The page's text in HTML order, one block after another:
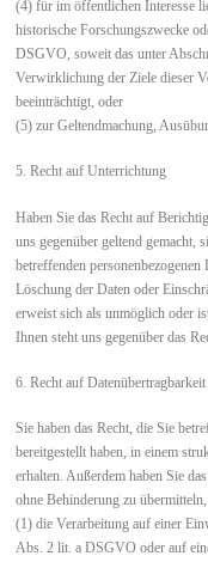
(4) für im öffentlichen Interesse
historische Forschungszwecke
DSGVO, soweit das unter
Verwirklichung der Ziele dieser
beeinträchtigt, oder
(5) zur Geltendmachung,
5. Recht auf Unterrichtung
Haben Sie das Recht auf
uns gegenüber geltend gemacht,
betreffenden
Löschung der Daten oder
erweist sich als unmöglich oder
Ihnen steht uns gegenüber das
6. Recht auf Datenübertragbarkeit
Sie haben das Recht, die Sie
bereitgestellt haben, in einem
erhalten. Außerdem haben Sie
ohne Behinderung zu
(1) die Verarbeitung auf einer
Abs. 2 lit. a DSGVO oder auf